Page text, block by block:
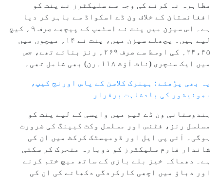
مظاہرہ نہ کرنے کی وجہ سے سلیکٹرز نے پنت کو
افغانستان کے خلاف ون ڈے اسکواڈ سے باہر کر دیا
ہے۔ اس سیزن میں پنت نے اسٹمپ کے پیچھے صرف ۹؍ کیچ
لیے ہیں۔ پچھلے سیزن میں، پنت نے ۱۴؍ میچوں میں
۴۵ء۲۴؍ کی اوسط سے صرف ۲۶۹؍ رنز بنائے تھے، جس
میں ایک سنچری (ناٹ آؤٹ ۱۱۸؍رن) بھی شامل تھی۔
یہ بھی پڑھئے : ہینرک کلاسن کے پاس اورنج کیپ،
بھونیشور کی بادشاہت برقرار
ہندوستانی ون ڈے ٹیم میں واپسی کے لیے پنت کو
مسلسل رنز، فٹنس اور مسلسل وکٹ کیپنگ کی ضرورت
ہوگی۔ آئی پی ایل اور ڈومیسٹک کرکٹ میں ان کی
شاندار فارم سلیکٹرز کو دوبارہ متحرک کر سکتی
ہے۔ دھماکہ خیز بلے بازی کے ساتھ میچ ختم کرنے
اور دباؤ میں اچھی کارکردگی دکھانے کی ان کی